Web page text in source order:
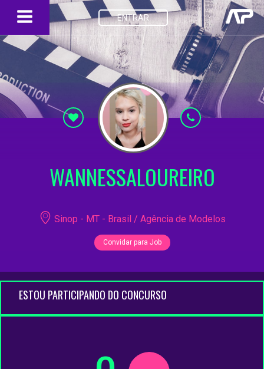
ENTRAR
WANNESSALOUREIRO
Sinop - MT - Brasil / Agência de Modelos
Convidar para Job
ESTOU PARTICIPANDO DO CONCURSO